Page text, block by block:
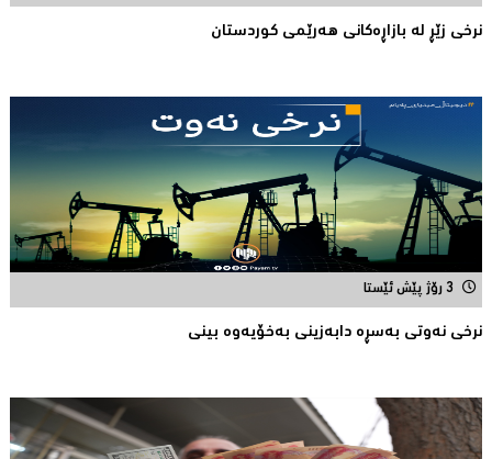
نرخی زێڕ له‌ بازاڕه‌كانی هه‌رێمی كوردستان
3 رۆژ پێش ئێستا
نرخی نه‌وتی به‌سڕه‌ دابه‌زینی به‌خۆیه‌وه‌ بینی